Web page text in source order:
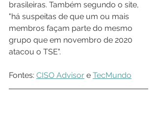
brasileiras. Também segundo o site,
"há suspeitas de que um ou mais
membros façam parte do mesmo
grupo que em novembro de 2020
atacou o TSE".
Fontes: CISO Advisor e TecMundo